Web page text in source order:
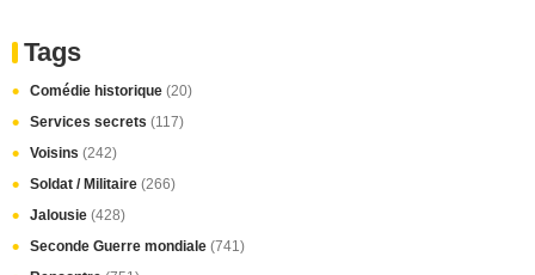
Tags
Comédie historique (20)
Services secrets (117)
Voisins (242)
Soldat / Militaire (266)
Jalousie (428)
Seconde Guerre mondiale (741)